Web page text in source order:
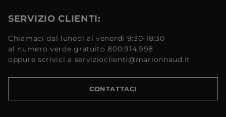
SERVIZIO CLIENTI:
Chiamaci dal lunedì al venerdì 9:30-18:30
al numero verde gratuito 800.914.998
oppure scrivici a servizioclienti@marionnaud.it
CONTATTACI